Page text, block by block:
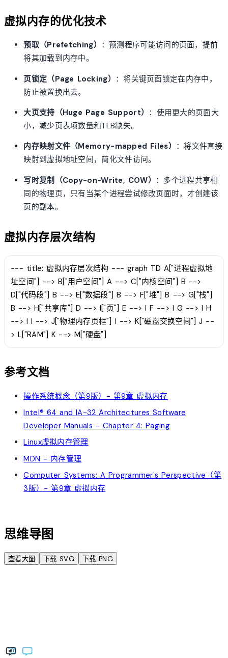
虚拟内存的优化技术
预取（Prefetching） ：预测程序可能访问的页面，提前
将其加载到内存中。
页锁定（Page Locking） ：将关键页面锁定在内存中，
防止被置换出去。
大页支持（Huge Page Support） ：使用更大的页面大
小，减少页表项数量和TLB缺失。
内存映射文件（Memory-mapped Files） ：将文件直接
映射到虚拟地址空间，简化文件访问。
写时复制（Copy-on-Write, COW） ：多个进程共享相
同的物理页，只有当某个进程尝试修改页面时，才创建该
页的副本。
虚拟内存层次结构
--- title: 虚拟内存层次结构 --- graph TD A["进程虚拟地
址空间"] --> B["用户空间"] A --> C["内核空间"] B -->
D["代码段"] B --> E["数据段"] B --> F["堆"] B --> G["栈"]
B --> H["共享库"] D --> I["页"] E --> I F --> I G --> I H
--> I I --> J["物理内存页框"] I --> K["磁盘交换空间"] J --
> L["RAM"] K --> M["硬盘"]
参考文档
操作系统概念（第9版）- 第9章 虚拟内存
Intel® 64 and IA-32 Architectures Software
Developer Manuals - Chapter 4: Paging
Linux虚拟内存管理
MDN - 内存管理
Computer Systems: A Programmer's Perspective（第
3版）- 第9章 虚拟内存
思维导图
查看大图 下载 SVG 下载 PNG